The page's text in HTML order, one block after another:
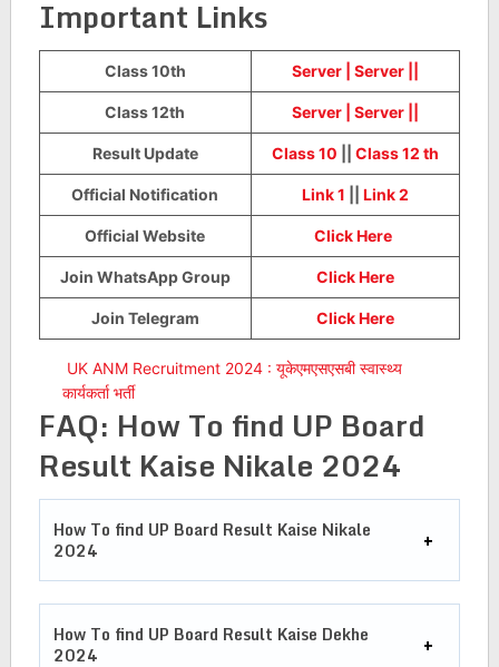
Important Links
Class 10th Server | Server ||
Class 12th Server | Server ||
Result Update Class 10 Class 12 th
Official Notification Link 1 Link 2
Official Website Click Here
Join WhatsApp Group Click Here
Join Telegram Click Here
UK ANM Recruitment 2024 : यूकेएमएसएसबी स्वास्थ्य
कार्यकर्ता भर्ती
FAQ: How To find UP Board
Result Kaise Nikale 2024
How To find UP Board Result Kaise Nikale
2024
How To find UP Board Result Kaise Dekhe
2024